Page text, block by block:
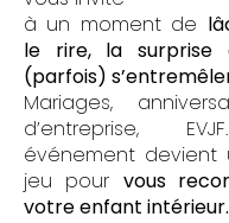
à un moment de
le rire, la surprise
(parfois)
Mariages,
d’entreprise,
événement devient
jeu pour vous
votre enfant intérieur.